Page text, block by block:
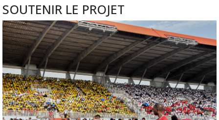
SOUTENIR LE PROJET